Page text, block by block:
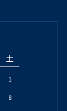
土
1
8